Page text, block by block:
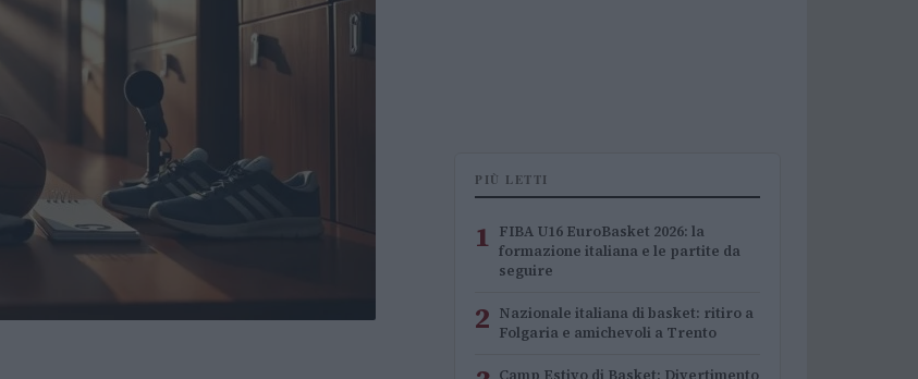
PIÙ LETTI
1 FIBA U16 EuroBasket 2026: la
formazione italiana e le partite da
seguire
2 Nazionale italiana di basket: ritiro a
Folgaria e amichevoli a Trento
Camp Estivo di Basket: Divertimento